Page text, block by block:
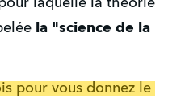
la "science de la
pour vous donnez le